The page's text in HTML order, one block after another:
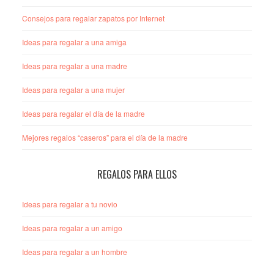
Consejos para regalar zapatos por Internet
Ideas para regalar a una amiga
Ideas para regalar a una madre
Ideas para regalar a una mujer
Ideas para regalar el día de la madre
Mejores regalos “caseros” para el día de la madre
REGALOS PARA ELLOS
Ideas para regalar a tu novio
Ideas para regalar a un amigo
Ideas para regalar a un hombre